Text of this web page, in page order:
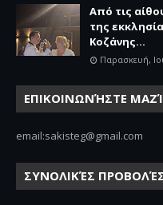
Από τις
της
Κοζάνης...
Παρασκευή,
ΕΠΙΚΟΙΝΩΝΉΣΤΕ
email:sakisteg@gmail.com
ΣΥΝΟΛΙΚΈΣ